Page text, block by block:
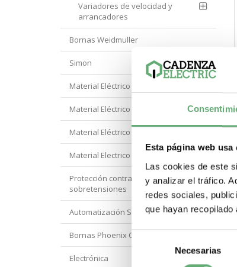
Esta página web usa
Las cookies de este
y analizar el tráfico.
redes sociales,
que hayan
Selección
consentimiento
Necesarias
Variadores de velocidad y
arrancadores
Bornas Weidmuller
Simon
Material Eléctrico Eaton
Material Eléctrico Hager
Material Eléctrico Hyundai
Material Electrico Legrand
Protección contra
sobretensiones
Automatización Siemens
Bornas Phoenix Contact
Electrónica